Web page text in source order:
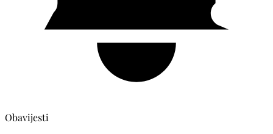
Obavijesti